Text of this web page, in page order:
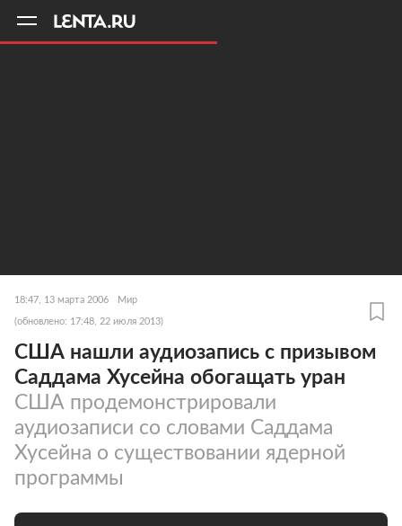
18:47, 13 марта 2006 Мир
(обновлено: 17:48, 22 июля 2013)
США нашли аудиозапись с призывом
Саддама Хусейна обогащать уран
США продемонстрировали
аудиозаписи со словами Саддама
Хусейна о существовании ядерной
программы